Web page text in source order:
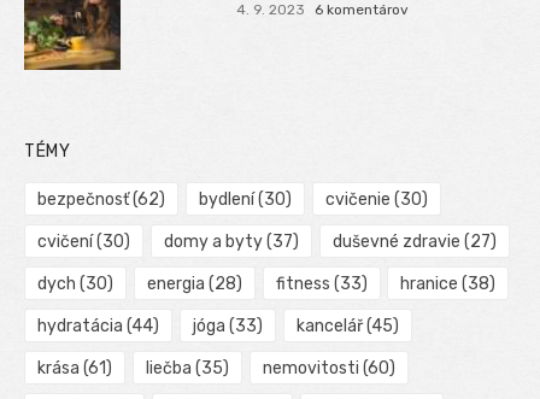
4. 9. 2023 6 komentárov
TÉMY
bezpečnosť(62) bydlení(30) cvičenie (30)
cvičení(30) domy a byty(37) duševné zdravie (27)
dych (30) energia (28) fitness (33) hranice (38)
hydratácia (44) jóga (33) kancelář(45)
krása (61) liečba (35) nemovitosti (60)